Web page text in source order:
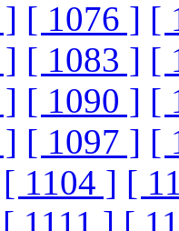
[ 1076 ] [
[ 1083 ] [
[ 1090 ] [
[ 1097 ] [
[ 1104 ] [